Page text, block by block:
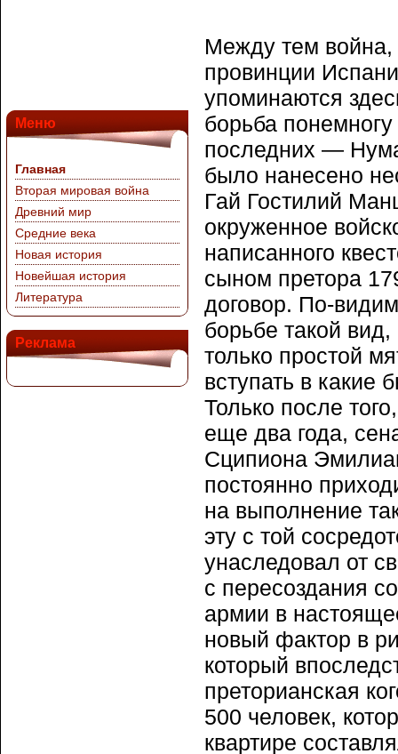
Меню
Главная
Вторая мировая война
Древний мир
Средние века
Новая история
Новейшая история
Литература
Реклама
Между тем война,
провинции
упоминаются
борьба понемногу
последних —
было нанесено
Гай Гостилий
окруженное
написанного
сыном претора
договор. По-
борьбе такой
только простой
вступать в какие
Только после
еще два года,
Сципиона
постоянно
на выполнение
эту с той
унаследовал от
с пересоздания
армии в
новый фактор в
который
преторианская
500 человек,
квартире